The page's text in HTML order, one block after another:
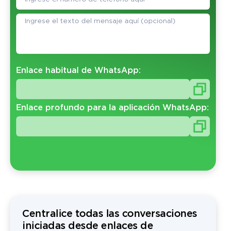
Enlace habitual de WhatsApp:
Enlace profundo para la aplicación WhatsApp:
Centralice todas las conversaciones
iniciadas desde enlaces de